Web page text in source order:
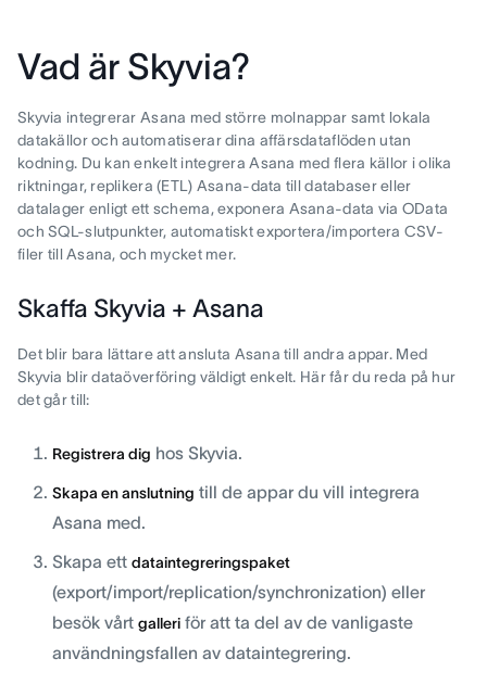
Vad är Skyvia?
Skyvia integrerar Asana med större molnappar samt lokala
datakällor och automatiserar dina affärsdataflöden utan
kodning. Du kan enkelt integrera Asana med flera källor i olika
riktningar, replikera (ETL) Asana-data till databaser eller
datalager enligt ett schema, exponera Asana-data via OData
och SQL-slutpunkter, automatiskt exportera/importera CSV-
filer till Asana, och mycket mer.
Skaffa Skyvia + Asana
Det blir bara lättare att ansluta Asana till andra appar. Med
Skyvia blir dataöverföring väldigt enkelt. Här får du reda på hur
det går till:
Registrera dig hos Skyvia.
Skapa en anslutning till de appar du vill integrera
Asana med.
Skapa ett dataintegreringspaket
(export/import/replication/synchronization) eller
besök vårt galleri för att ta del av de vanligaste
användningsfallen av dataintegrering.